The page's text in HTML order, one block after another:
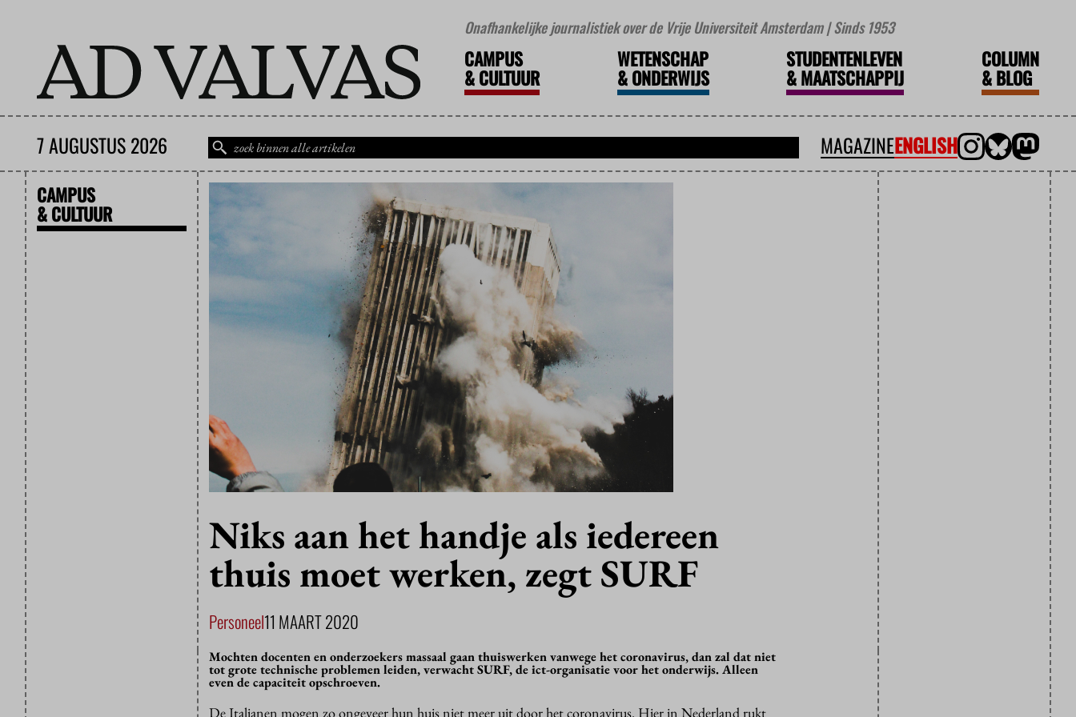
Onafhankelijke journalistiek over de Vrije Universiteit Amsterdam | Sinds 1953
CAMPUS
&CULTUUR
WETENSCHAP
&ONDERWIJS
STUDENTENLEVEN
&MAATSCHAPPIJ
COLUMN
&BLOG
7 AUGUSTUS 2026 MAGAZINEENGLISH
CAMPUS
& CULTUUR
Niks aan het handje als iedereen
thuis moet werken, zegt SURF
Personeel11 MAART 2020
Mochten docenten en onderzoekers massaal gaan thuiswerken vanwege het coronavirus, dan zal dat niet
tot grote technische problemen leiden, verwacht SURF, de ict-organisatie voor het onderwijs. Alleen
even de capaciteit opschroeven.
De Italianen mogen zo ongeveer hun huis niet meer uit door het coronavirus. Hier in Nederland rukt